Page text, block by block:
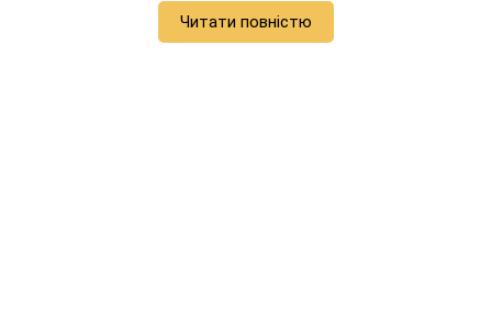
Читати повністю